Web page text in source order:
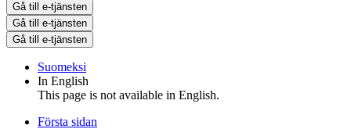
Gå till e-tjänsten
Gå till e-tjänsten
Gå till e-tjänsten
Suomeksi
In English
This page is not available in English.
Första sidan